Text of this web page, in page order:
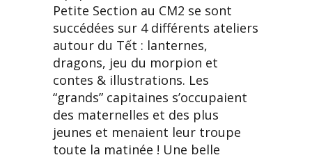
Petite Section au CM2 se sont
succédées sur 4 différents ateliers
autour du Tết : lanternes,
dragons, jeu du morpion et
contes & illustrations. Les
“grands” capitaines s’occupaient
des maternelles et des plus
jeunes et menaient leur troupe
toute la matinée ! Une belle